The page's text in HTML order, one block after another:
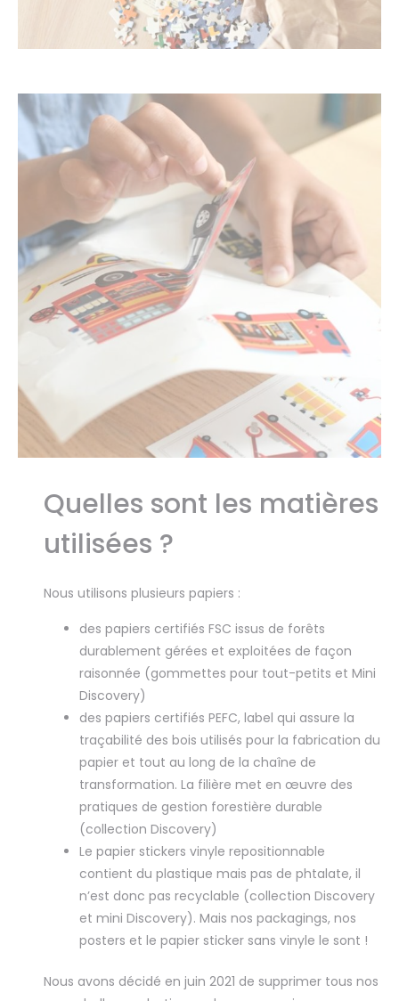
Quelles sont les matières
utilisées ?
Nous utilisons plusieurs papiers :
des papiers certifiés FSC issus de forêts
durablement gérées et exploitées de façon
raisonnée (gommettes pour tout-petits et Mini
Discovery)
des papiers certifiés PEFC, label qui assure la
traçabilité des bois utilisés pour la fabrication du
papier et tout au long de la chaîne de
transformation. La filière met en œuvre des
pratiques de gestion forestière durable
(collection Discovery)
Le papier stickers vinyle repositionnable
contient du plastique mais pas de phtalate, il
n’est donc pas recyclable (collection Discovery
et mini Discovery). Mais nos packagings, nos
posters et le papier sticker sans vinyle le sont !
Nous avons décidé en juin 2021 de supprimer tous nos